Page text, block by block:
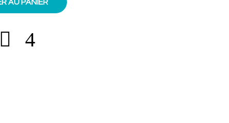
AU PANIER